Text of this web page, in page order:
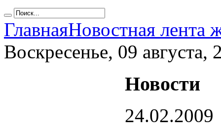
ГлавнаяНовостная лента
Воскресенье, 09 августа,
Новости
24.02.2009